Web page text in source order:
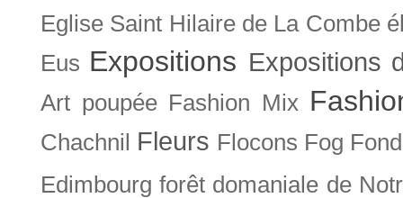
Eglise Saint Hilaire de La Combe
Eus Expositions Expositions
Art poupée Fashion Mix
Chachnil Fleurs Flocons Fog
Edimbourg forêt domaniale de